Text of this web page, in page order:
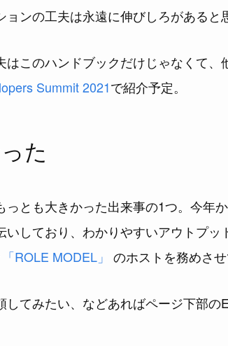
ンの工夫は永遠に伸びしろがあると
はこのハンドブックだけじゃなくて、
Summit 2021で紹介予定。
た
っとも大きかった出来事の1つ。今年
いしており、わかりやすいアウトプッ
ROLE MODEL」 のホストを務めさ
してみたい、などあればページ下部の